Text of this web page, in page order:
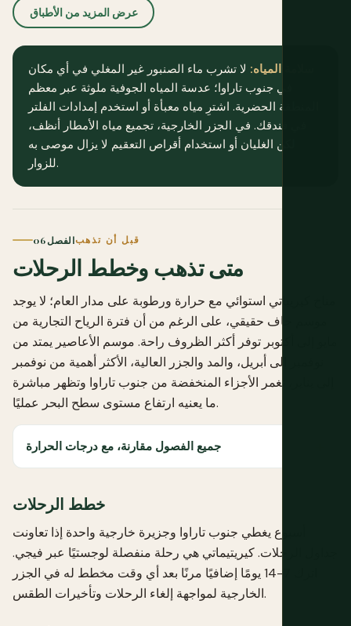
عرض المزيد من الأطباق
سلامة المياه: لا تشرب ماء الصنبور غير المغلي في أي مكان
في جنوب تاراوا؛ عدسة المياه الجوفية ملوثة عبر معظم
المنطقة الحضرية. اشترِ مياه معبأة أو استخدم إمدادات الفلتر
في فندقك. في الجزر الخارجية، تجميع مياه الأمطار أنظف،
لكن الغليان أو استخدام أقراص التعقيم لا يزال موصى به
للزوار.
الفصل 06قبل أن تذهب
متى تذهب وخطط الرحلات
مناخ كيريباتي استوائي مع حرارة ورطوبة على مدار العام؛ لا يوجد
موسم جاف حقيقي، على الرغم من أن فترة الرياح التجارية من
مايو إلى أكتوبر توفر أكثر الظروف راحة. موسم الأعاصير يمتد من
نوفمبر إلى أبريل، والمد والجزر العالية، الأكثر أهمية من نوفمبر
إلى يناير، تغمر الأجزاء المنخفضة من جنوب تاراوا وتظهر مباشرة
ما يعنيه ارتفاع مستوى سطح البحر عمليًا.
جميع الفصول مقارنة، مع درجات الحرارة
خطط الرحلات
أسبوع يغطي جنوب تاراوا وجزيرة خارجية واحدة إذا تعاونت
جداول الرحلات. كيريتيماتي هي رحلة منفصلة لوجستيًا عبر فيجي.
اترك 7-14 يومًا إضافيًا مرنًا بعد أي وقت مخطط له في الجزر
الخارجية لمواجهة إلغاء الرحلات وتأخيرات الطقس.